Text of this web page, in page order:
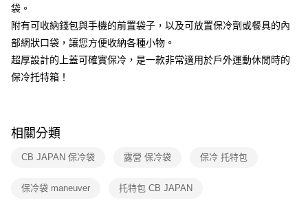
袋。
附有可收納錢包與手機的前置袋子，以及可放置保冷劑或餐具的內
部網狀口袋，讓您方便收納各種小物。
超厚設計的上蓋可確實保冷，是一款非常適用於戶外運動休閒時的
保冷托特箱！
相關分類
CB JAPAN 保冷袋 露營 保冷袋 保冷 托特包
保冷袋 maneuver 托特包 CB JAPAN